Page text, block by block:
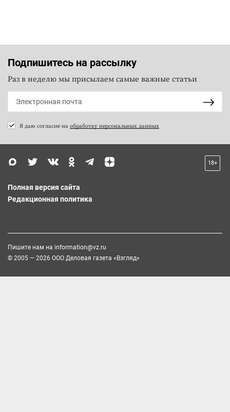
Подпишитесь на рассылку
Раз в неделю мы присылаем самые важные статьи
Я даю согласие на обработку персональных данных
18+
Полная версия сайта
Редакционная политика
Пишите нам на information@vz.ru
© 2005 — 2026 ООО Деловая газета «Взгляд»